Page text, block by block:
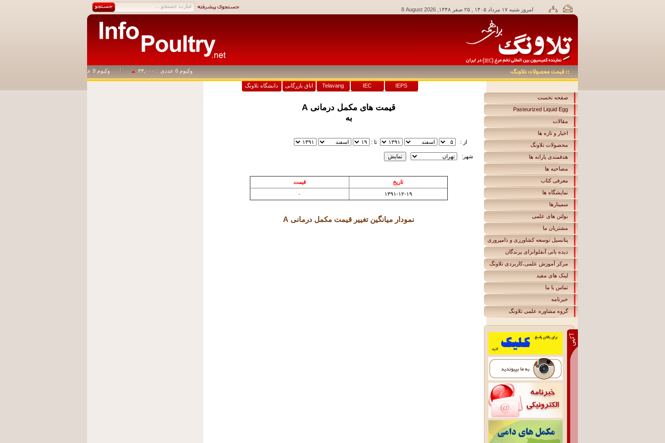
امروز شنبه ۱۷ مرداد ۱۴۰۵ , ۲۵ صفر ۱۴۴۸, 8 August 2026
وکیوم 6 عددی : ۳۳,۰۰۰ وکیوم 9 عددی
IEPS
IEC
Telavang اتاق بازرگانی
دانشگاه تلاونگ
صفحه نخست
Pasteurized Liquid Egg
مقالات
اخبار و تازه ها
محصولات تلاونگ
هدفمندی یارانه ها
مصاحبه ها
معرفی کتاب
نمایشگاه ها
سمینارها
بولتن های علمی
مشتریان ما
پتانسیل توسعه کشاورزی و دامپروری
دیده بانی آنفلوانزای پرندگان
مرکز آموزش علمی،کاربردی تلاونگ
لينک های مفيد
تماس با ما
خبرنامه
گروه مشاوره علمی تلاونگ
قيمت های مکمل درمانی A
به
از : تا :
شهر: نمايش
تاريخ
قيمت
۱۳۹۱-۱۲-۱۹
۰
نمودار ميانگين تغيير قيمت مکمل درمانی A